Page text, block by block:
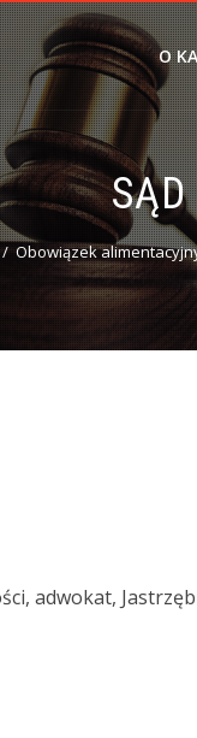
O
Obowiązek
adwokat,